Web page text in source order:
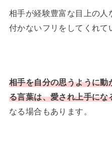
相手が経験豊富な目上の
付かないフリをしてくれて
相手を自分の思うように
る言葉は、愛され上手に
なる場合もあります。